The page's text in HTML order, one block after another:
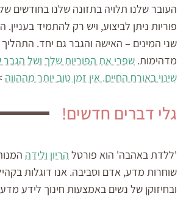
העובר שלנו תלויה בתזונה שלנו בחודשים
פוריות ניתן לביצוע, ויש רק להתמיד בעניין.
שני המינים – האישה והגבר גם יחד.
מדהימות. שפרי את הפוריות שלך ושל
שינוי באורח החיים. אין זמן טוב יותר מההווה
גלי דברים חדשים!
'ללדת באהבה' הוא פורטל הריון ולידה
שוחרות מדע, אדם וסביבה. אנו דוגלות
ובחיזוקן של נשים באמצעות חינוך לידע